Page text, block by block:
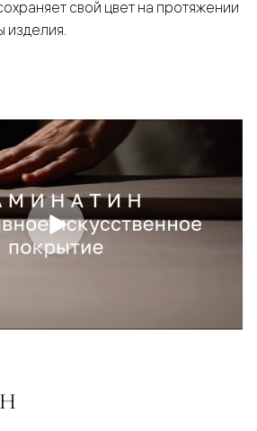
свой цвет на протяжении
изделия.